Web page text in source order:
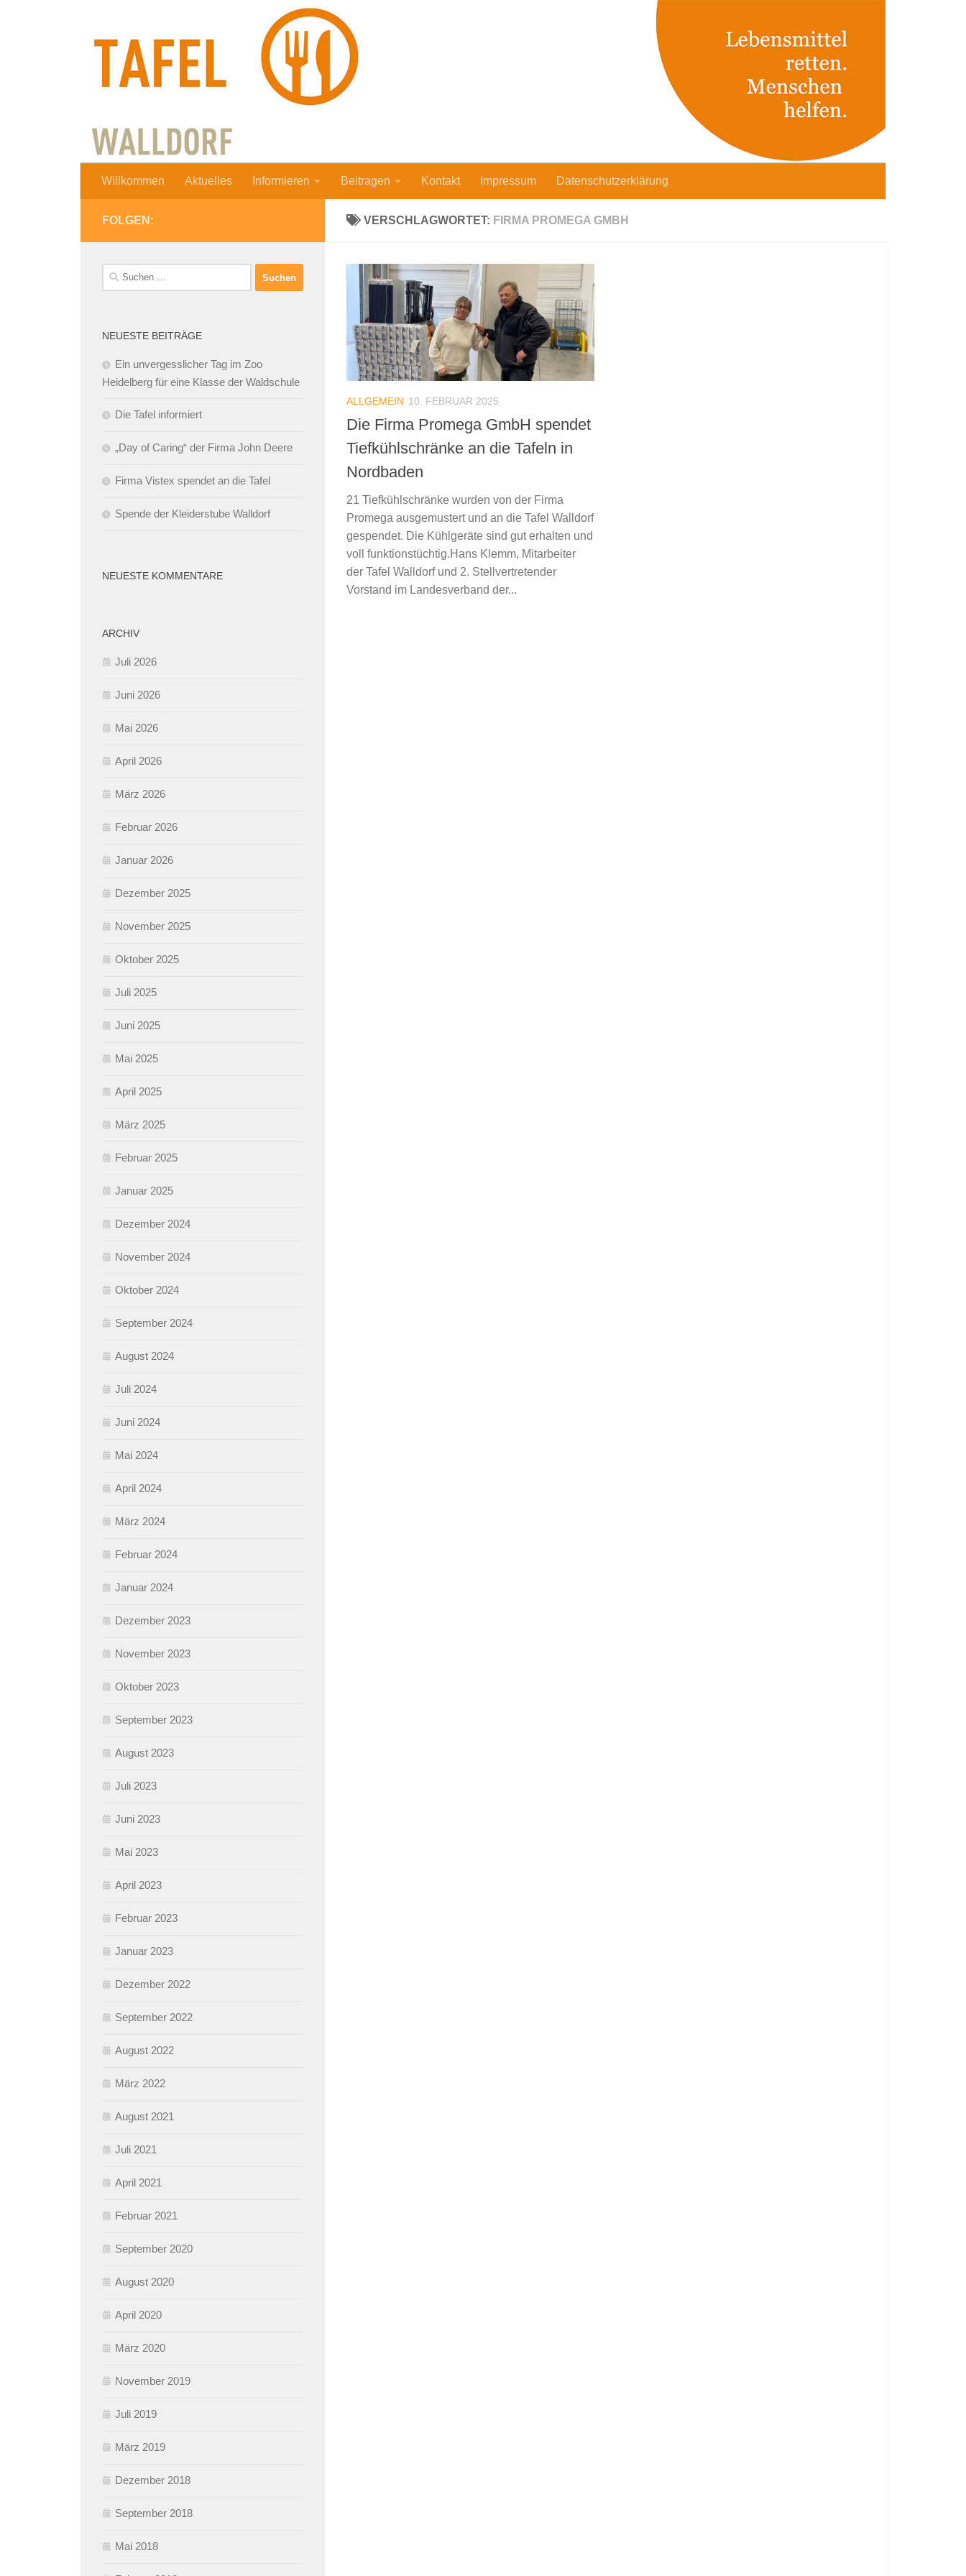
Willkommen Aktuelles Informieren Beitragen Kontakt Impressum Datenschutzerklärung
VERSCHLAGWORTET: FIRMA PROMEGA GMBH
ALLGEMEIN 10. FEBRUAR 2025
Die Firma Promega GmbH spendet
Tiefkühlschränke an die Tafeln in
Nordbaden
21 Tiefkühlschränke wurden von der Firma
Promega ausgemustert und an die Tafel Walldorf
gespendet. Die Kühlgeräte sind gut erhalten und
voll funktionstüchtig.Hans Klemm, Mitarbeiter
der Tafel Walldorf und 2. Stellvertretender
Vorstand im Landesverband der...
FOLGEN:
Suchen
nach:
NEUESTE BEITRÄGE
Ein unvergesslicher Tag im Zoo
Heidelberg für eine Klasse der Waldschule
Die Tafel informiert
„Day of Caring“ der Firma John Deere
Firma Vistex spendet an die Tafel
Spende der Kleiderstube Walldorf
NEUESTE KOMMENTARE
ARCHIV
Juli 2026
Juni 2026
Mai 2026
April 2026
März 2026
Februar 2026
Januar 2026
Dezember 2025
November 2025
Oktober 2025
Juli 2025
Juni 2025
Mai 2025
April 2025
März 2025
Februar 2025
Januar 2025
Dezember 2024
November 2024
Oktober 2024
September 2024
August 2024
Juli 2024
Juni 2024
Mai 2024
April 2024
März 2024
Februar 2024
Januar 2024
Dezember 2023
November 2023
Oktober 2023
September 2023
August 2023
Juli 2023
Juni 2023
Mai 2023
April 2023
Februar 2023
Januar 2023
Dezember 2022
September 2022
August 2022
März 2022
August 2021
Juli 2021
April 2021
Februar 2021
September 2020
August 2020
April 2020
März 2020
November 2019
Juli 2019
März 2019
Dezember 2018
September 2018
Mai 2018